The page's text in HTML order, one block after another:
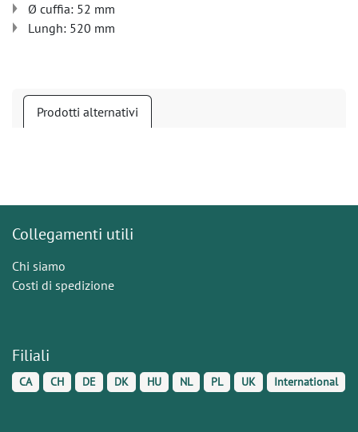
Ø cuffia: 52 mm
Lungh: 520 mm
Prodotti alternativi
Collegamenti utili
Chi siamo
Costi di spedizione
Filiali
CA CH DE DK HU NL PL UK International